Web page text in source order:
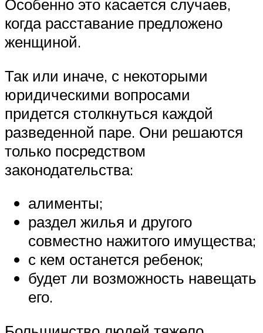
Особенно это касается случаев,
когда расставание предложено
женщиной.
Так или иначе, с некоторыми
юридическими вопросами
придется столкнуться каждой
разведенной паре. Они решаются
только посредством
законодательства:
алименты;
раздел жилья и другого
совместно нажитого имущества;
с кем останется ребенок;
будет ли возможность навещать
его.